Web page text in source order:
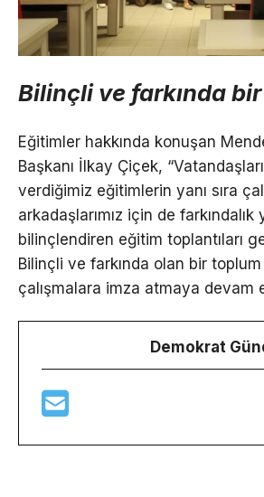
Bilinçli ve farkında
Eğitimler hakkında konuşan
Başkanı İlkay Çiçek,
verdiğimiz eğitimlerin yanı sıra
arkadaşlarımız için de
bilinçlendiren eğitim toplantıları
Bilinçli ve farkında olan bir
çalışmalara imza atmaya devam
Demokrat